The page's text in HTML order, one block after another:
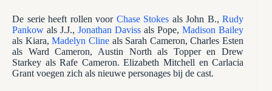
De serie heeft rollen voor Chase Stokes als John B.,Rudy
Pankow als J.J.,Jonathan Daviss als Pope,Madison Bailey
als Kiara,Madelyn Clineals Sarah Cameron, Charles Esten
als Ward Cameron, Austin North als Topper en Drew
Starkey als Rafe Cameron. Elizabeth Mitchell en Carlacia
Grant voegen zich als nieuwe personages bij de cast.